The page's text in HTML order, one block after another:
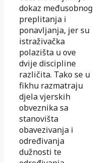
dokaz međusobnog
preplitanja i
ponavljanja, jer su
istraživačka
polazišta u ove
dvije discipline
različita. Tako se u
fikhu razmatraju
djela vjerskih
obveznika sa
stanovišta
obavezivanja i
određivanja
dužnosti te